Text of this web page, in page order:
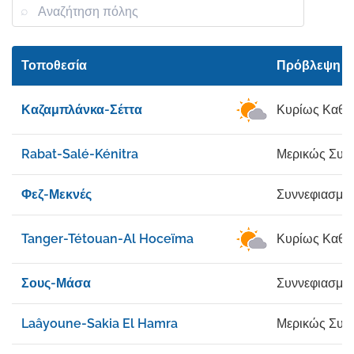
Τοποθεσία Πρόβλεψη
Καζαμπλάνκα-Σέττα Κυρίως
Rabat-Salé-Kénitra Μερικώς
Φεζ-Μεκνές
Tanger-Tétouan-Al Hoceïma Κυρίως
Σους-Μάσα
Laâyoune-Sakia El Hamra Μερικώς